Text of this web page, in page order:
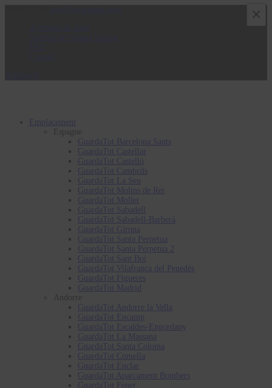
Emplacement
Espagne
GuardaTot Barcelona Sants
GuardaTot Castellar
GuardaTot Castelló
GuardaTot Cambrils
GuardaTot La Seu
GuardaTot Molins de Rei
GuardaTot Mollet
GuardaTot Sabadell
GuardaTot Sabadell-Barberà
GuardaTot Girona
GuardaTot Santa Perpetua
GuardaTot Santa Perpetua 2
GuardaTot Sant Boi
GuardaTot Vilafranca del Penedès
GuardaTot Figueres
GuardaTot Madrid
Andorre
GuardaTot Andorre la Vella
GuardaTot Encamp
GuardaTot Escaldes-Engordany
GuardaTot La Massana
GuardaTot Santa Coloma
GuardaTot Comella
GuardaTot Enclar
GuardaTot Aparcament Bombers
GuardaTot Fener
×